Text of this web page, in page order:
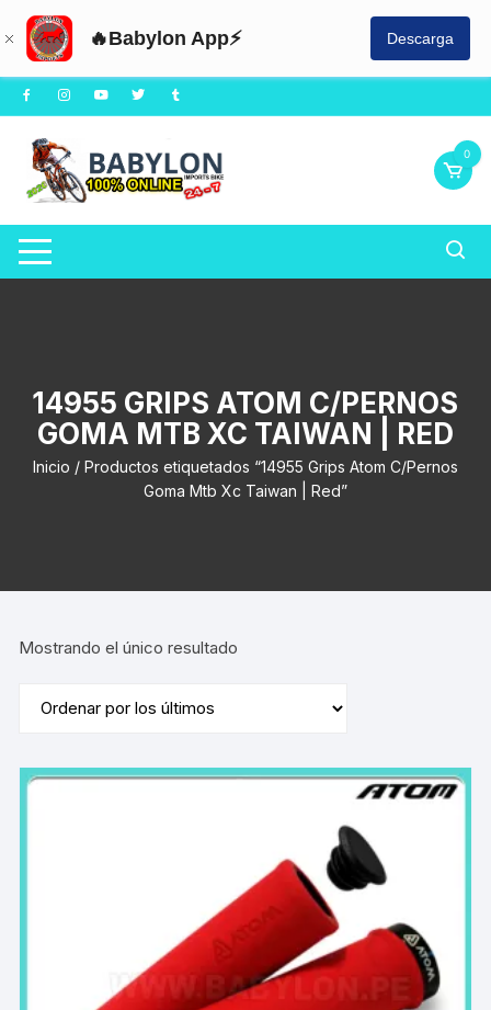
🔥Babylon App⚡ Descarga
Saltar
al
contenido
0
14955 GRIPS ATOM C/PERNOS
GOMA MTB XC TAIWAN | RED
Inicio / Productos etiquetados “14955 Grips Atom C/Pernos
Goma Mtb Xc Taiwan | Red”
Mostrando el único resultado